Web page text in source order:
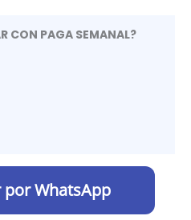
CON PAGA SEMANAL?
WhatsApp